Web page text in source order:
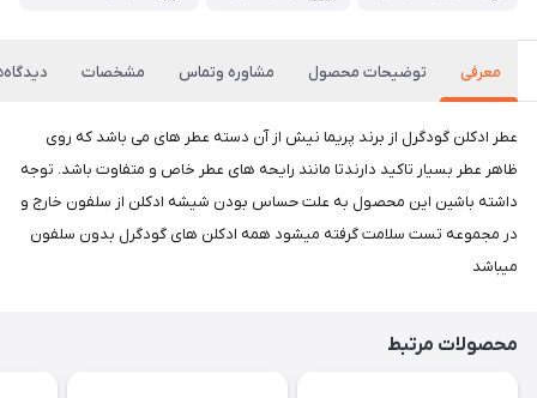
معرفی توضیحات محصول مشاوره وتماس مشخصات
عطر ادکلن گودگرل از برند پریما نیش از آن دسته عطر های می باشد که روی
ظاهر عطر بسیار تاکید دارندتا مانند رایحه های عطر خاص و متفاوت باشد. توجه
داشته باشین این محصول به علت حساس بودن شیشه ادکلن از سلفون خارج و
در مجموعه تست سلامت گرفته میشود همه ادکلن های گودگرل بدون سلفون
میباشد
محصولات مرتبط